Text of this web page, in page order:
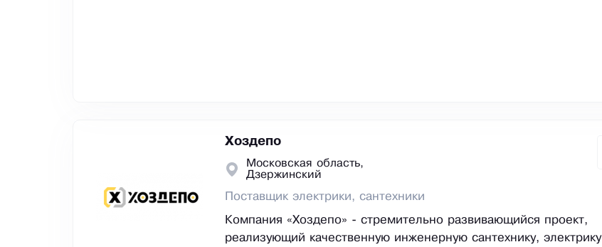
Хоздепо
Московская область,
Дзержинский
Поставщик электрики, сантехники
Компания «Хоздепо» - стремительно развивающийся проект,
реализующий качественную инженерную сантехнику, электрику